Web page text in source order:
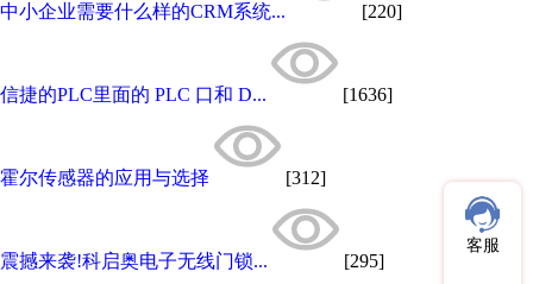
中小企业需要什么样的CRM系统... [220]
信捷的PLC里面的 PLC 口和 D... [1636]
霍尔传感器的应用与选择 [312]
震撼来袭!科启奥电子无线门锁... [295]
客服